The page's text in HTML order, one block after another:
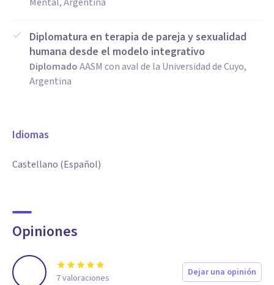
Diplomatura en terapia de pareja y sexualidad
humana desde el modelo integrativo
DiplomadoAASM con aval de la Universidad de Cuyo,
Argentina
Idiomas
Castellano (Español)
Opiniones
7valoraciones Dejar una opinión